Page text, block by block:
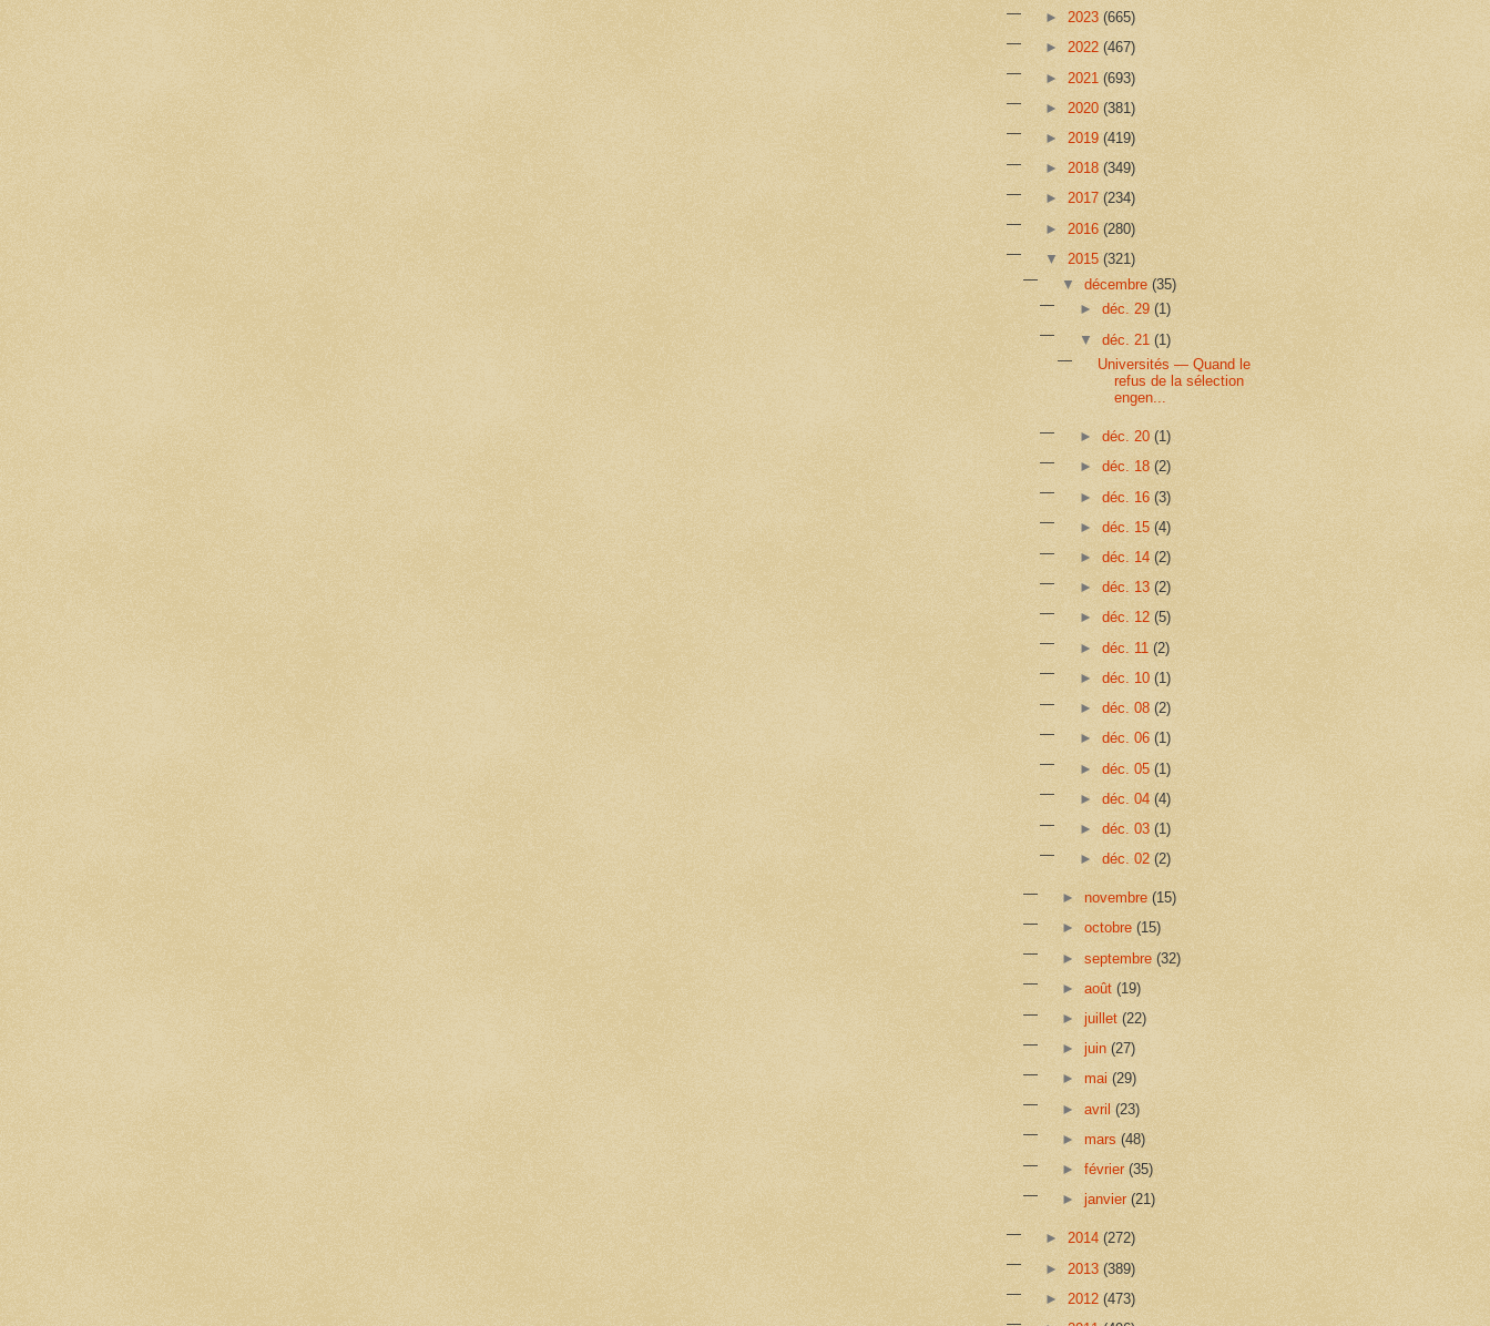
► 2023 (665)
► 2022 (467)
► 2021 (693)
► 2020 (381)
► 2019 (419)
► 2018 (349)
► 2017 (234)
► 2016 (280)
▼ 2015 (321)
▼décembre(35)
► déc. 29 (1)
▼ déc. 21 (1)
Universités — Quand le
refus de la sélection
engen...
► déc. 20 (1)
► déc. 18 (2)
► déc. 16 (3)
► déc. 15 (4)
► déc. 14 (2)
► déc. 13 (2)
► déc. 12 (5)
► déc. 11 (2)
► déc. 10 (1)
► déc. 08 (2)
► déc. 06 (1)
► déc. 05 (1)
► déc. 04 (4)
► déc. 03 (1)
► déc. 02 (2)
► novembre(15)
►octobre(15)
►septembre(32)
►août(19)
►juillet(22)
►juin(27)
►mai(29)
►avril(23)
► mars(48)
►février(35)
►janvier(21)
► 2014 (272)
► 2013 (389)
► 2012 (473)